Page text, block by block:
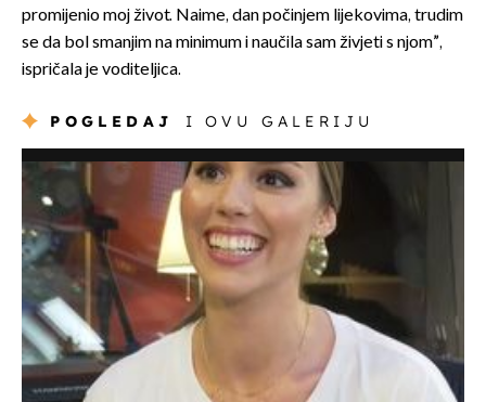
promijenio moj život. Naime, dan počinjem lijekovima, trudim
se da bol smanjim na minimum i naučila sam živjeti s njom”,
ispričala je voditeljica.
POGLEDAJ I OVU GALERIJU